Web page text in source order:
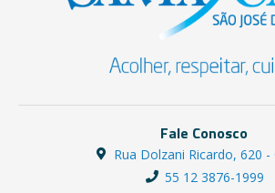
Fale Conosco
Rua Dolzani Ricardo, 620 -
55 12 3876-1999